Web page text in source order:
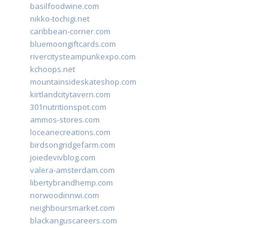
basilfoodwine.com
nikko-tochigi.net
caribbean-corner.com
bluemoongiftcards.com
rivercitysteampunkexpo.com
kchoops.net
mountainsideskateshop.com
kirtlandcitytavern.com
301nutritionspot.com
ammos-stores.com
loceanecreations.com
birdsongridgefarm.com
joiedevivblog.com
valera-amsterdam.com
libertybrandhemp.com
norwoodinnwi.com
neighboursmarket.com
blackanguscareers.com